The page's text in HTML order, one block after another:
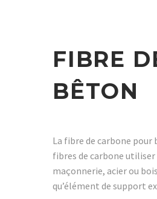
FIBRE
BÊTON
La fibre de carbone
fibres de carbone
maçonnerie, acier ou
qu’élément de support